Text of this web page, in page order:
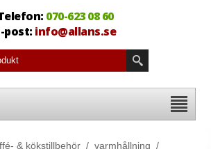
070-623 08 60
post: info@allans.se
& kökstillbehör / varmhållning /